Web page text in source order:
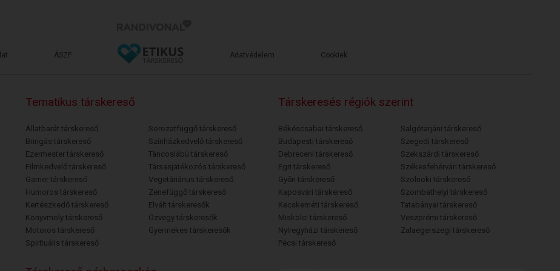
ÁSZF Adatvédelem Cookiek
Tematikus társkereső
Állatbarát társkereső
Bringás társkereső
Ezermester társkereső
Filmkedvelő társkereső
Gamer társkereső
Humoros társkereső
Kertészkedő társkereső
Könyvmoly társkereső
Motoros társkereső
Spirituális társkereső
Sorozatfüggő társkereső
Színházkedvelő társkereső
Táncoslábú társkereső
Társasjátékozós társkereső
Vegetáriánus társkereső
Zenefüggő társkereső
Elvált társkeresők
Özvegy társkeresők
Gyermekes társkeresők
Társkeresés régiók szerint
Békéscsabai társkereső
Budapesti társkereső
Debreceni társkereső
Egri társkereső
Győri társkereső
Kaposvári társkereső
Kecskeméti társkereső
Miskolci társkereső
Nyíregyházi társkereső
Pécsi társkereső
Salgótarjáni társkereső
Szegedi társkereső
Szekszárdi társkereső
Székesfehérvári társkereső
Szolnoki társkereső
Szombathelyi társkereső
Tatabányai társkereső
Veszprémi társkereső
Zalaegerszegi társkereső